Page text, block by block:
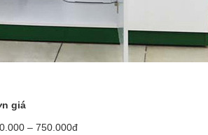
giá
– 750.000đ